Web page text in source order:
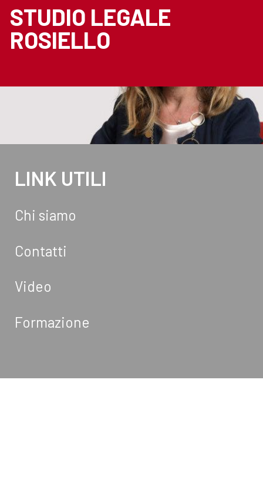
STUDIO LEGALE
ROSIELLO
LINK UTILI
Chi siamo
Contatti
Video
Formazione